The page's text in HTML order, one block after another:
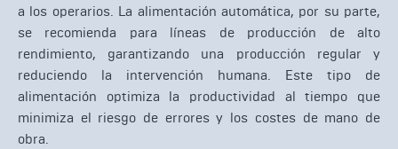
a los operarios. La alimentación automática, por su parte,
se recomienda para líneas de producción de alto
rendimiento, garantizando una producción regular y
reduciendo la intervención humana. Este tipo de
alimentación optimiza la productividad al tiempo que
minimiza el riesgo de errores y los costes de mano de
obra.